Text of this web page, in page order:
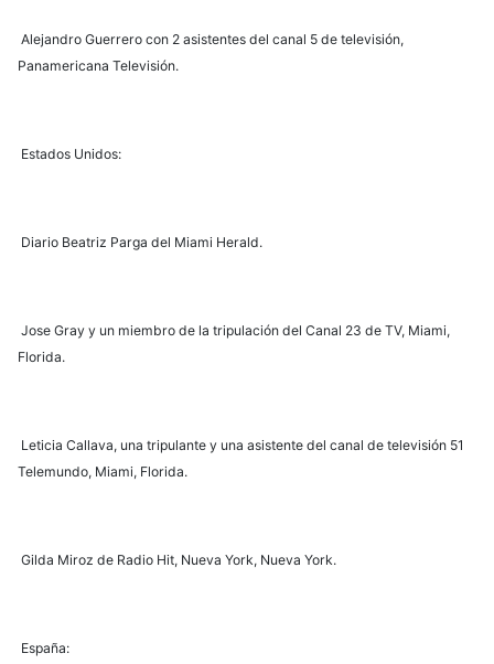
Alejandro Guerrero con 2 asistentes del canal 5 de televisión,
Panamericana Televisión.
Estados Unidos:
Diario Beatriz Parga del Miami Herald.
Jose Gray y un miembro de la tripulación del Canal 23 de TV, Miami,
Florida.
Leticia Callava, una tripulante y una asistente del canal de televisión 51
Telemundo, Miami, Florida.
Gilda Miroz de Radio Hit, Nueva York, Nueva York.
España: